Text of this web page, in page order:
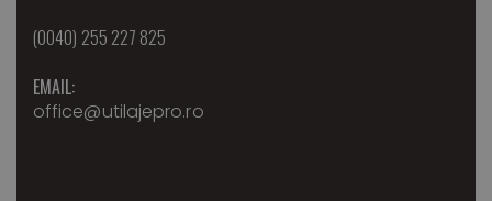
(0040) 255 227 825
EMAIL:
office@utilajepro.ro